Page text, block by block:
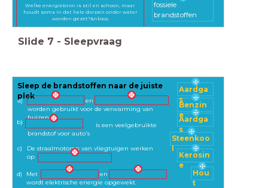
Welke energiebron is stil en schoon, maar
houdt soms in dat hele dorpen onder water
worden gezet?&nbsp;
fossiele
brandstoffen
Slide 7 - Sleepvraag
worden gebruikt voor de verwarming van
huizen
en
wordt elektrische energie opgewekt.
a)
b)
c)
d) Met en
De straalmotoren van vliegtuigen werken
op
is een veelgebruikte
brandstof voor auto's
Sleep de brandstoffen naar de juiste
plek
Aardga
s
Steenkoo
l
Kerosin
e
Benzin
e
Hou
t
Aardga
s